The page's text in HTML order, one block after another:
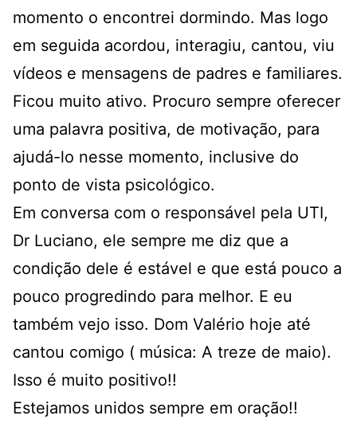
momento o encontrei dormindo. Mas logo
em seguida acordou, interagiu, cantou, viu
vídeos e mensagens de padres e familiares.
Ficou muito ativo. Procuro sempre oferecer
uma palavra positiva, de motivação, para
ajudá-lo nesse momento, inclusive do
ponto de vista psicológico.
Em conversa com o responsável pela UTI,
Dr Luciano, ele sempre me diz que a
condição dele é estável e que está pouco a
pouco progredindo para melhor. E eu
também vejo isso. Dom Valério hoje até
cantou comigo ( música: A treze de maio).
Isso é muito positivo!!
Estejamos unidos sempre em oração!!